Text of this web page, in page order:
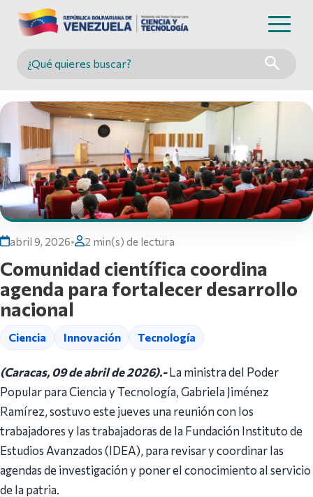
Buscar en MINCYT
abril 9, 2026• 2 min(s) de lectura
Comunidad científica coordina
agenda para fortalecer desarrollo
nacional
Ciencia Innovación Tecnología
(Caracas, 09 de abril de 2026).-La ministra del Poder
Popular para Ciencia y Tecnología, Gabriela Jiménez
Ramírez, sostuvo este jueves una reunión con los
trabajadores y las trabajadoras de la Fundación Instituto de
Estudios Avanzados (IDEA), para revisar y coordinar las
agendas de investigación y poner el conocimiento al servicio
de la patria.